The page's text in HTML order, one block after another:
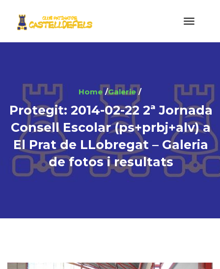
Home Galerie
Protegit: 2014-02-22 2ª Jornada
Consell Escolar (ps+prbj+alv) a
El Prat de LLobregat – Galeria
de fotos i resultats